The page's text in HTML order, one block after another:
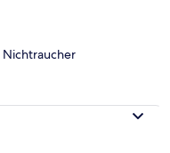
Nichtraucher